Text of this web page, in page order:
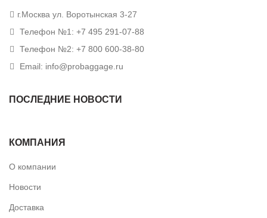
г.Москва ул. Воротынская 3-27
Телефон №1: +7 495 291-07-88
Телефон №2: +7 800 600-38-80
Email: info@probaggage.ru
ПОСЛЕДНИЕ НОВОСТИ
КОМПАНИЯ
О компании
Новости
Доставка